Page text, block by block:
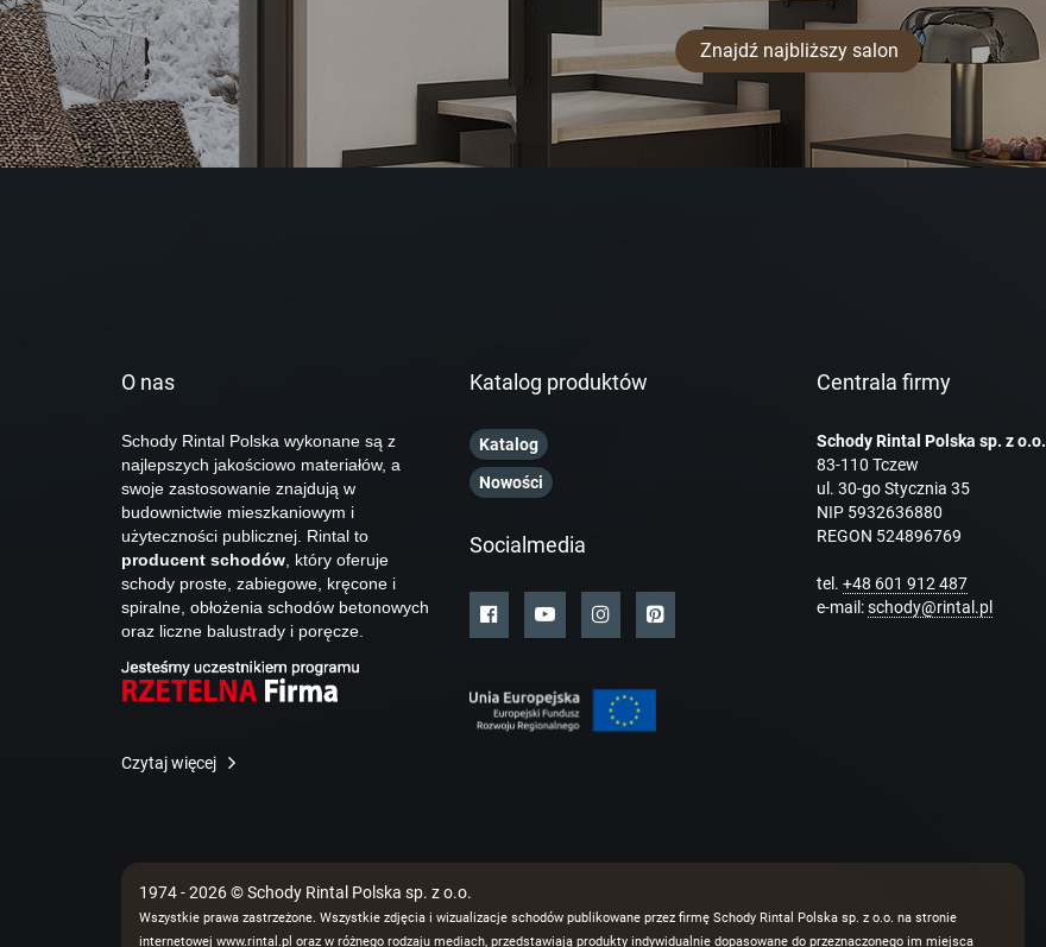
Znajdź najbliższy salon
O nas
Schody Rintal Polska wykonane są z
najlepszych jakościowo materiałów, a
swoje zastosowanie znajdują w
budownictwie mieszkaniowym i
użyteczności publicznej. Rintal to
producent schodów , który oferuje
schody proste, zabiegowe, kręcone i
spiralne, obłożenia schodów betonowych
oraz liczne balustrady i poręcze.
Czytaj więcej
Katalog produktów
Katalog
Nowości
Socialmedia
Centrala firmy
Schody Rintal Polska sp. z o.o.
83-110 Tczew
ul. 30-go Stycznia 35
NIP 5932636880
REGON 524896769
tel. +48 601 912 487
e-mail:schody@rintal.pl
1974 - 2026 © Schody Rintal Polska sp. z o.o.
Wszystkie prawa zastrzeżone. Wszystkie zdjęcia i wizualizacje schodów publikowane przez firmę Schody Rintal Polska sp. z o.o. na stronie
internetowej www.rintal.pl oraz w różnego rodzaju mediach, przedstawiają produkty indywidualnie dopasowane do przeznaczonego im miejsca